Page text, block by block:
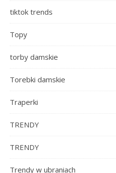
tiktok trends
Topy
torby damskie
Torebki damskie
Traperki
TRENDY
TRENDY
Trendy w ubraniach